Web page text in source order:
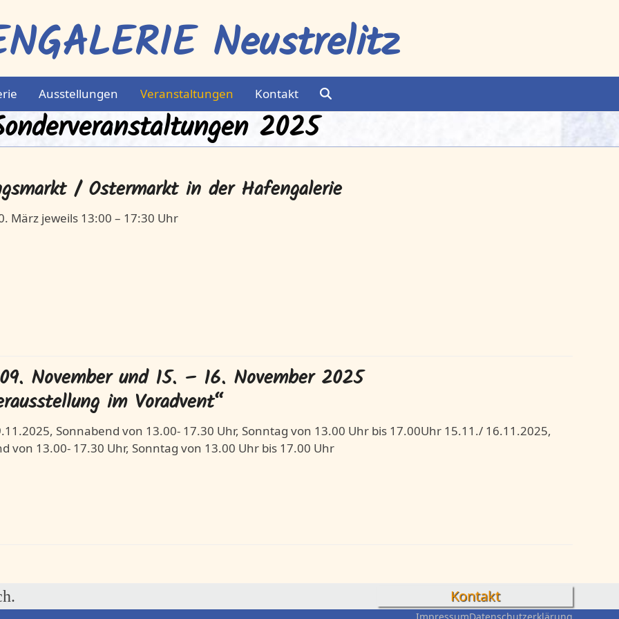
Neustrelitz
Ausstellungen Veranstaltungen Kontakt
2025
/ Ostermarkt in der Hafengalerie
März jeweils 13:00 – 17:30 Uhr
November und 15. – 16. November 2025
im Voradvent“
Sonnabend von 13.00- 17.30 Uhr, Sonntag von 13.00 Uhr bis 17.00Uhr 15.11./ 16.11.2025,
von 13.00- 17.30 Uhr, Sonntag von 13.00 Uhr bis 17.00 Uhr
Kontakt